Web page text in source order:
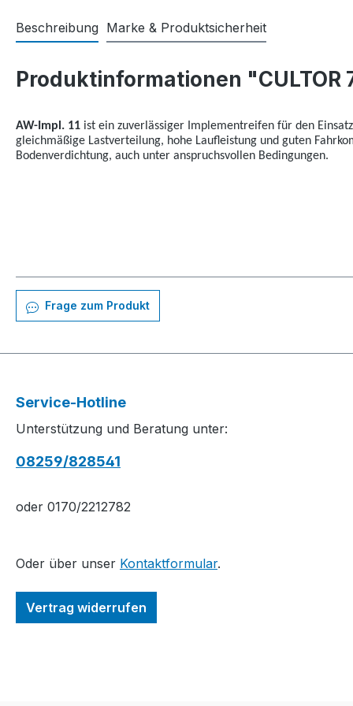
Beschreibung Marke & Produktsicherheit
Produktinformationen "CULTOR
AW-Impl. 11 ist ein zuverlässiger Implementreifen für den
gleichmäßige Lastverteilung, hohe Laufleistung und guten
Bodenverdichtung, auch unter anspruchsvollen Bedingungen.
Frage zum Produkt
Service-Hotline
Unterstützung und Beratung unter:
08259/828541
oder 0170/2212782
Oder über unser Kontaktformular.
Vertrag widerrufen